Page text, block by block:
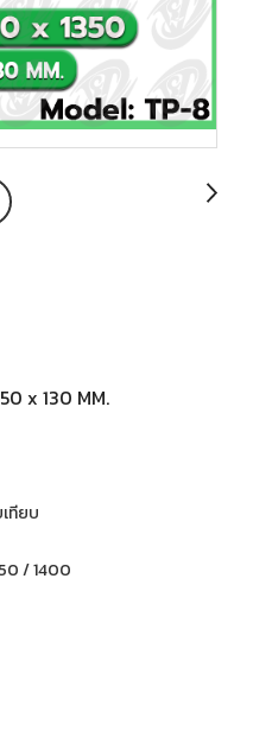
x 130 MM.
ทียบ
/ 1400